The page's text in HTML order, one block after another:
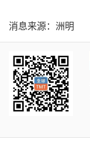
消息来源：洲明